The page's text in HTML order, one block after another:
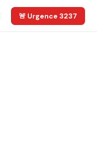
🚨 Urgence 3237